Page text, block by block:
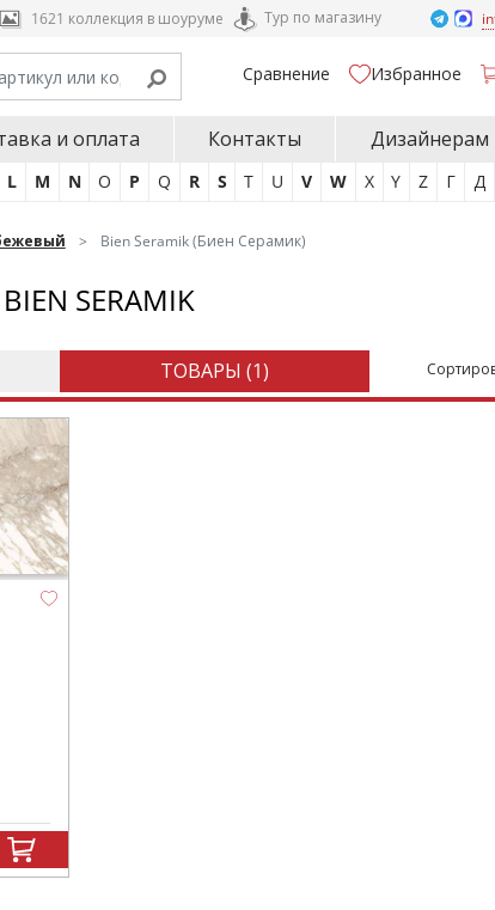
1621 коллекция в шоуруме Тур по магазину
Сравнение Избранное
и оплата Контакты Дизайнерам
L M N O P Q R S T U V W X Y Z Г Д
Bien Seramik (Биен Серамик)
SERAMIK
ТОВАРЫ (1)